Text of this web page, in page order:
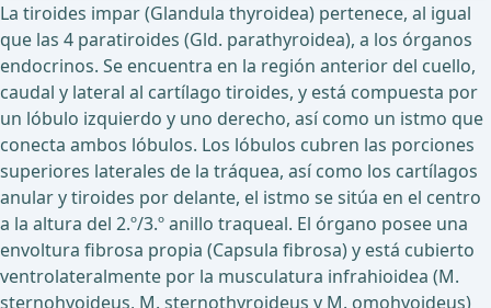
La tiroides impar (Glandula thyroidea) pertenece, al igual
que las 4 paratiroides (Gld. parathyroidea), a los órganos
endocrinos. Se encuentra en la región anterior del cuello,
caudal y lateral al cartílago tiroides, y está compuesta por
un lóbulo izquierdo y uno derecho, así como un istmo que
conecta ambos lóbulos. Los lóbulos cubren las porciones
superiores laterales de la tráquea, así como los cartílagos
anular y tiroides por delante, el istmo se sitúa en el centro
a la altura del 2.º/3.º anillo traqueal. El órgano posee una
envoltura fibrosa propia (Capsula fibrosa) y está cubierto
ventrolateralmente por la musculatura infrahioidea (M.
sternohyoideus, M. sternothyroideus y M. omohyoideus)